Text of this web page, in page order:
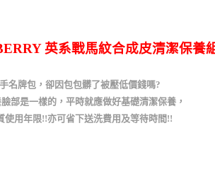
英系戰馬紋合成皮清潔保養
名牌包，卻因包包髒了被壓低價錢嗎?
部是一樣的，平時就應做好基礎清潔保養，
使用年限!!亦可省下送洗費用及等待時間!!